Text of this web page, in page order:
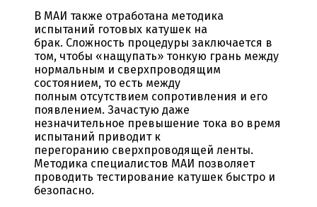
В МАИ также отработана методика
испытаний готовых катушек на
брак. Сложность процедуры заключается в
том, чтобы «нащупать» тонкую грань между
нормальным и сверхпроводящим
состоянием, то есть между
полным отсутствием сопротивления и его
появлением. Зачастую даже
незначительное превышение тока во время
испытаний приводит к
перегоранию сверхпроводящей ленты.
Методика специалистов МАИ позволяет
проводить тестирование катушек быстро и
безопасно.